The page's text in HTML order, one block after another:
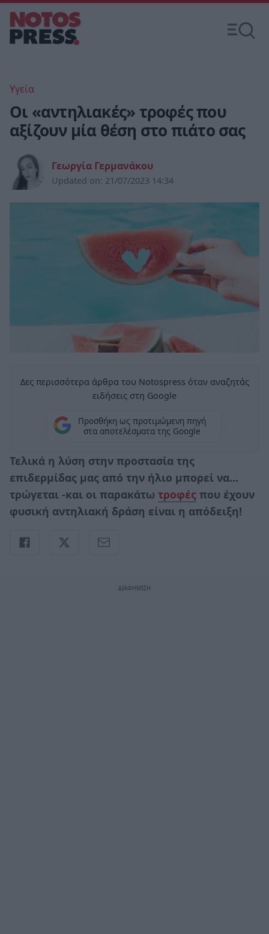
Υγεία
Οι «αντηλιακές» τροφές που
αξίζουν μία θέση στο πιάτο σας
Γεωργία Γερμανάκου
Updated on: 21/07/2023 14:34
Δες περισσότερα άρθρα του Notospress όταν αναζητάς
ειδήσεις στη Google
Προσθήκη ως προτιμώμενη πηγή
στα αποτελέσματα της Google
Τελικά η λύση στην προστασία της
επιδερμίδας μας από την ήλιο μπορεί να…
τρώγεται -και οι παρακάτω τροφές που έχουν
φυσική αντηλιακή δράση είναι η απόδειξη!